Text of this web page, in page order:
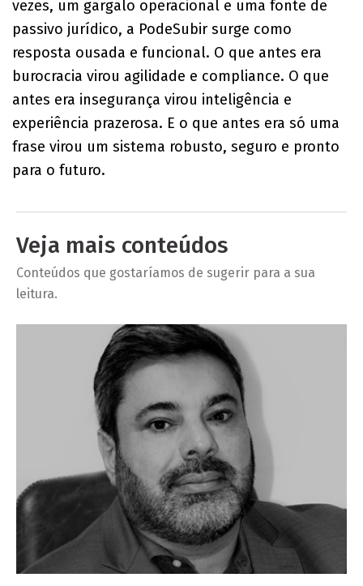
vezes, um gargalo operacional e uma fonte de
passivo jurídico, a PodeSubir surge como
resposta ousada e funcional. O que antes era
burocracia virou agilidade e compliance. O que
antes era insegurança virou inteligência e
experiência prazerosa. E o que antes era só uma
frase virou um sistema robusto, seguro e pronto
para o futuro.
Veja mais conteúdos
Conteúdos que gostaríamos de sugerir para a sua
leitura.